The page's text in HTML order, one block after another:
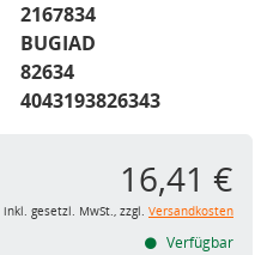
2167834
BUGIAD
82634
4043193826343
16,41 €
inkl. gesetzl. MwSt., zzgl. Versandkosten
Verfügbar